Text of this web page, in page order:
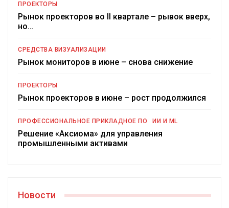
ПРОЕКТОРЫ
Рынок проекторов во II квартале – рывок вверх,
но…
СРЕДСТВА ВИЗУАЛИЗАЦИИ
Рынок мониторов в июне – снова снижение
ПРОЕКТОРЫ
Рынок проекторов в июне – рост продолжился
ПРОФЕССИОНАЛЬНОЕ ПРИКЛАДНОЕ ПО ИИ И ML
Решение «Аксиома» для управления
промышленными активами
Новости